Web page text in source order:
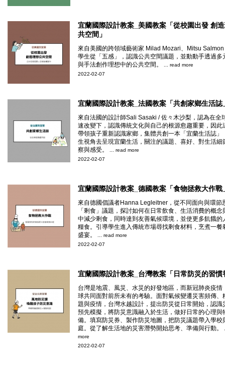
宜蘭國際設計教案_美國教案「從校園出發 創
共空間」
來自美國的跨領域藝術家 Milad Mozari、Mitsu
學生從「五感」，認識公共空間議題，並動動手透過多
與手法創作理想中的公共空間。
... read more
2022-02-07
宜蘭國際設計教案_法國教案「共創家鄉生活誌
來自法國的設計師Sali Sasaki / 佐々木沙梨，認為在全
速改變下，認識傳統文化與自己的根源愈趨重要，因此
帶領孩子重新認識家鄉，集體共創一本「宜蘭生活誌」
生視角去呈現宜蘭生活，關注的議題、喜好、對生活細
察與感受。
... read more
2022-02-07
宜蘭國際設計教案_德國教案「食物拯救大作戰
來自德國倡議者Hanna Legleitner，從不同面向與環節
「剩食」議題，探討如何在日常飲食、生活消費的概念
中減少剩食，同時達到友善氣候環境，並使更多飢餓的
糧食。引導學生進入傳統市場尋找剩食材料，烹煮一餐
盛宴。
... read more
2022-02-07
宜蘭國際設計教案_台灣教案「日常防災的習慣
台灣是地震、風災、水災的好發地區，而新冠肺炎疫情
球共同面對前所未有的考驗。面對氣候變遷災害頻傳、
題與疫情，台灣水越設計，提出防災從日常開始，認識
預先模擬，將防災意識融入於生活，做好日常的心理與
備。填寫防災券、製作防災地圖，把防災議題帶入學校
庭。從了解生活地的災害潛勢開始思考、準備與行動。
more
2022-02-07